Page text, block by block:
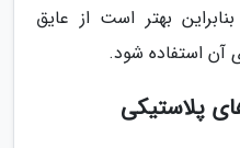
بهتر است از عایق
آن استفاده شود.
پلاستیکی